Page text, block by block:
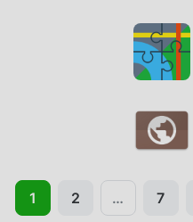
1 2 … 7